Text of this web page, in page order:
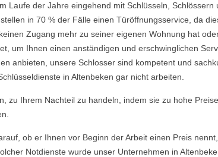
Laufe der Jahre eingehend mit Schlüsseln,
in 70 % der Fälle einen Türöffnungsservice, da
Zugang mehr zu seiner eigenen Wohnung hat
um Ihnen einen anständigen und erschwinglichen
anbieten, unsere Schlosser sind kompetent und
in Altenbeken gar nicht arbeiten.
zu Ihrem Nachteil zu handeln, indem sie zu hohe
ob er Ihnen vor Beginn der Arbeit einen Preis
Notdienste wurde unser Unternehmen in